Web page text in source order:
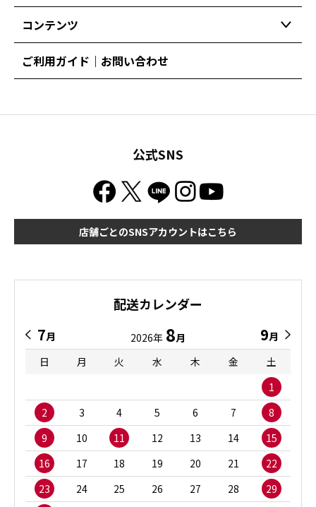
コンテンツ
ご利用ガイド｜お問い合わせ
公式SNS
店舗ごとのSNSアカウントはこちら
配送カレンダー
7月 2026年 8月 9月
日
月 火 水 木 金
土
1
2
3 4 5 6 7
8
9
10 11 12 13 14
15
16
17 18 19 20 21
22
23
24 25 26 27 28 29